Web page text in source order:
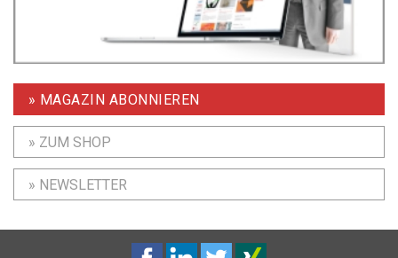
» MAGAZIN ABONNIEREN
» ZUM SHOP
» NEWSLETTER